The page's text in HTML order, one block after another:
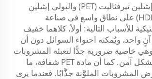
يُستخدم البولي إيثيلين تيرفثاليت (PET) والبولي إيثيلين
عالي الكثافة (HDPE) على نطاق واسع في صناعة
للأسباب التالية: أولاً، كلاهما خفيف
واحد، ويُمكنه احتواء السوائل دون أن
خاصية ضرورية جدًّا لتعبئة المشروبات
ومواد التنظيف بشكل آمن. كما أن مادة PET شفافة، ما
المشروبات الملوَّنة جذَّابًا. فعندما يرى